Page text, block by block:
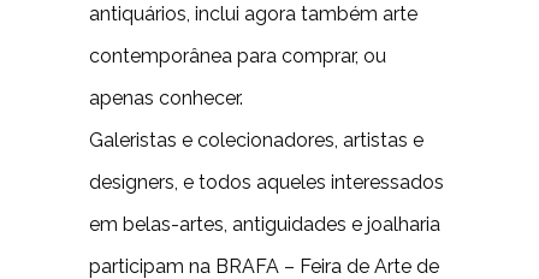
antiquários, inclui agora também arte
contemporânea para comprar, ou
apenas conhecer.
Galeristas e colecionadores, artistas e
designers, e todos aqueles interessados
em belas-artes, antiguidades e joalharia
participam na BRAFA – Feira de Arte de